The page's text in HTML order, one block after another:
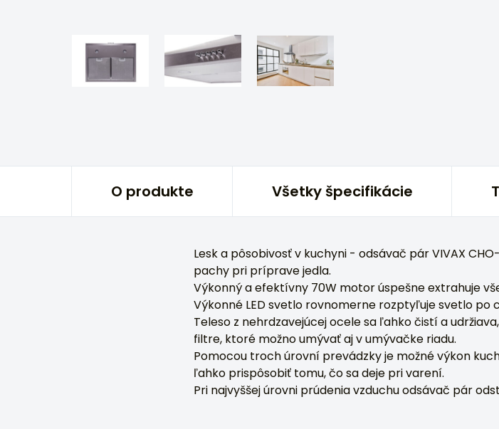
O produkte Všetky špecifikácie
Lesk a pôsobivosť v kuchyni - odsávač pár VIVAX
pachy pri príprave jedla.
Výkonný a efektívny 70W motor úspešne extrahuje
Výkonné LED svetlo rovnomerne rozptyľuje svetlo po
Teleso z nehrdzavejúcej ocele sa ľahko čistí a
filtre, ktoré možno umývať aj v umývačke riadu.
Pomocou troch úrovní prevádzky je možné výkon
ľahko prispôsobiť tomu, čo sa deje pri varení.
Pri najvyššej úrovni prúdenia vzduchu odsávač pár